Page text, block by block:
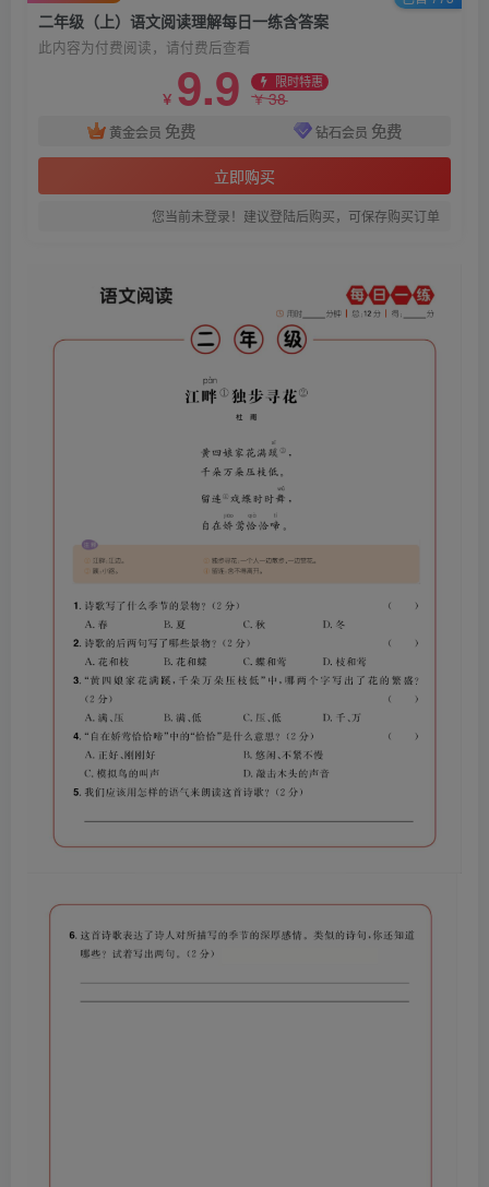
二年级（上）语文阅读理解每日一练含答案
此内容为付费阅读，请付费后查看
￥ 9.9 限时特惠
￥38
黄金会员 免费 钻石会员 免费
立即购买
您当前未登录！建议登陆后购买，可保存购买订单